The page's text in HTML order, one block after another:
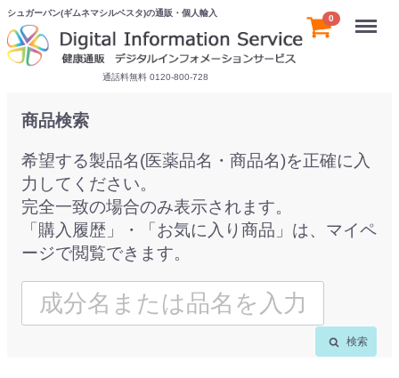
シュガーバン(ギムネマシルベスタ)の通販・個人輸入
通話料無料 0120-800-728
0 Menu
商品検索
希望する製品名(医薬品名・商品名)を正確に入
力してください。
完全一致の場合のみ表示されます。
「購入履歴」・「お気に入り商品」は、マイペ
ージで閲覧できます。
検索